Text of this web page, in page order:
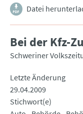
Datei
Bei der Kfz-
Schweriner
Letzte Änderung
29.04.2009
Stichwort(e)